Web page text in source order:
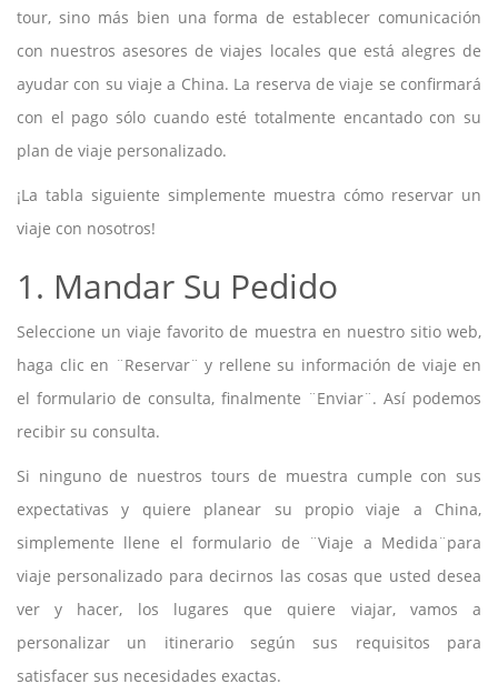
tour, sino más bien una forma de establecer comunicación
con nuestros asesores de viajes locales que está alegres de
ayudar con su viaje a China. La reserva de viaje se confirmará
con el pago sólo cuando esté totalmente encantado con su
plan de viaje personalizado.
¡La tabla siguiente simplemente muestra cómo reservar un
viaje con nosotros!
1. Mandar Su Pedido
Seleccione un viaje favorito de muestra en nuestro sitio web,
haga clic en ¨Reservar¨ y rellene su información de viaje en
el formulario de consulta, finalmente ¨Enviar¨. Así podemos
recibir su consulta.
Si ninguno de nuestros tours de muestra cumple con sus
expectativas y quiere planear su propio viaje a China,
simplemente llene el formulario de ¨Viaje a Medida¨para
viaje personalizado para decirnos las cosas que usted desea
ver y hacer, los lugares que quiere viajar, vamos a
personalizar un itinerario según sus requisitos para
satisfacer sus necesidades exactas.